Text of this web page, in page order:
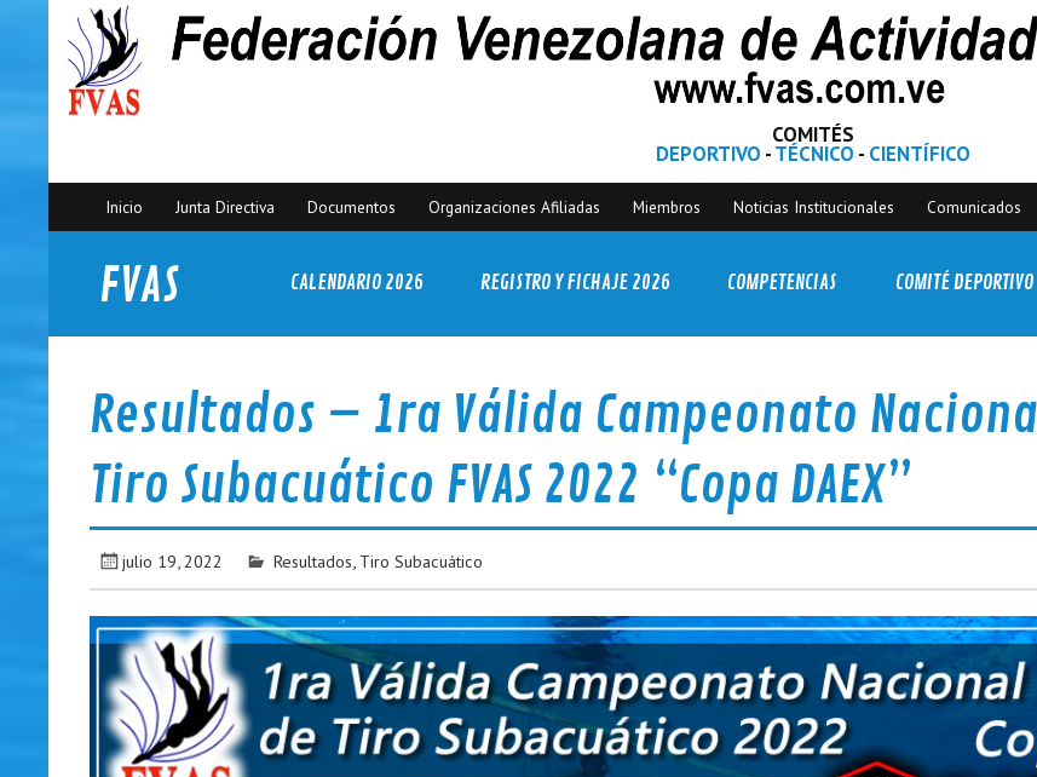
COMITÉS
DEPORTIVO -TÉCNICO - CIENTÍFICO
Inicio Junta Directiva Documentos Organizaciones Afiliadas Miembros Noticias Institucionales Comunicados
FVAS
Federación Venezolana de Actividades Subacuáticas
CALENDARIO 2026 REGISTRO Y FICHAJE 2026 COMPETENCIAS COMITÉ DEPORTIVO
Resultados – 1ra Válida Campeonato
Tiro Subacuático FVAS 2022 “Copa DAEX”
julio 19, 2022 Resultados Tiro Subacuático